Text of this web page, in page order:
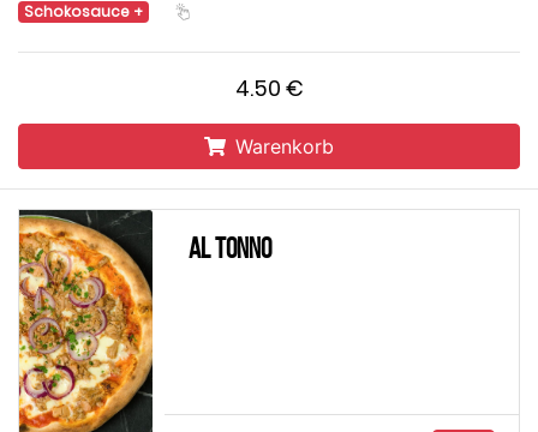
Schokosauce
4.50 €
Warenkorb
Al Tonno